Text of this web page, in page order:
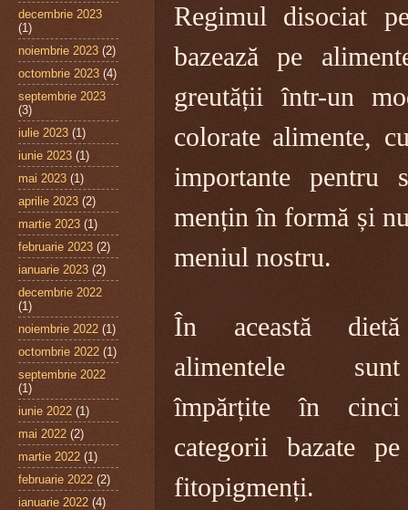
Regimul disociat
bazează pe
greutății într-un
colorate alimente,
importante pentru
mențin în formă și
meniul nostru.
În această dietă
alimentele sunt
împărțite în cinci
categorii bazate pe
fitopigmenți.
decembrie 2023
(1)
noiembrie 2023 (2)
octombrie 2023 (4)
septembrie 2023
(3)
iulie 2023 (1)
iunie 2023 (1)
mai 2023 (1)
aprilie 2023 (2)
martie 2023 (1)
februarie 2023 (2)
ianuarie 2023 (2)
decembrie 2022
(1)
noiembrie 2022 (1)
octombrie 2022 (1)
septembrie 2022
(1)
iunie 2022 (1)
mai 2022 (2)
martie 2022 (1)
februarie 2022 (2)
ianuarie 2022 (4)